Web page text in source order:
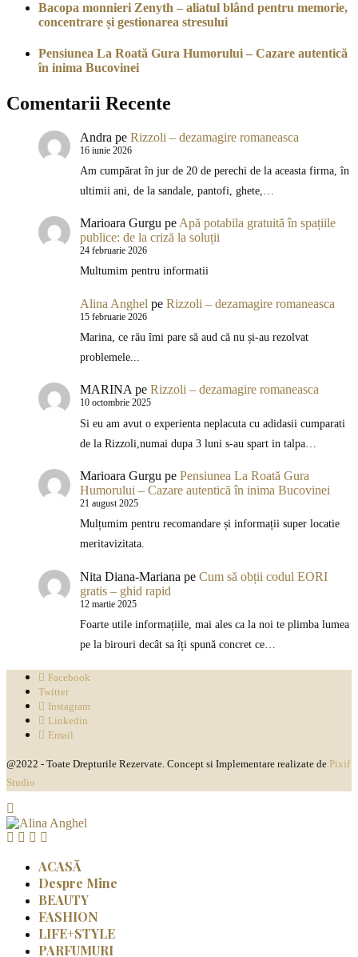
Bacopa monnieri Zenyth – aliatul blând pentru memorie,
concentrare și gestionarea stresului
Pensiunea La Roată Gura Humorului – Cazare autentică
în inima Bucovinei
Comentarii Recente
Andra pe Rizzoli – dezamagire romaneasca
16 iunie 2026
Am cumpărat în jur de 20 de perechi de la aceasta firma, în
ultimii ani, de la sandale, pantofi, ghete,…
Marioara Gurgu pe Apă potabila gratuită în spațiile
publice: de la criză la soluții
24 februarie 2026
Multumim pentru informatii
Alina Anghel pe Rizzoli – dezamagire romaneasca
15 februarie 2026
Marina, ce rău îmi pare să aud că nu și-au rezolvat
problemele...
MARINApe Rizzoli – dezamagire romaneasca
10 octombrie 2025
Si eu am avut o experienta neplacuta cu adidasii cumparati
de la Rizzoli,numai dupa 3 luni s-au spart in talpa…
Marioara Gurgu pe Pensiunea La Roată Gura
Humorului – Cazare autentică în inima Bucovinei
21 august 2025
Mulțumim pentru recomandare și informații super locatie
meritavizitata.
Nita Diana-Mariana pe Cum să obții codul EORI
gratis – ghid rapid
12 martie 2025
Foarte utile informațiile, mai ales ca la noi te plimba lumea
pe la birouri decât sa îți spună concret ce…
Facebook
Twitter
Instagram
Linkedin
Email
@2022 - Toate Drepturile Rezervate. Concept si Implementare realizate de Pixif
Studio
ACASĂ
Despre Mine
BEAUTY
FASHION
LIFE+STYLE
PARFUMURI